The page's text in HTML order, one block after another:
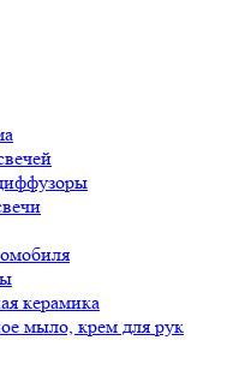
керамика
мыло, крем для рук